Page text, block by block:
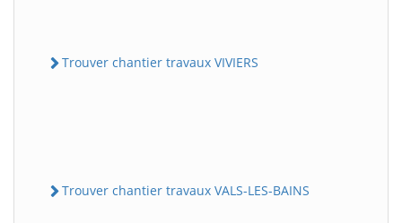
Trouver chantier travaux VIVIERS
Trouver chantier travaux VALS-LES-BAINS